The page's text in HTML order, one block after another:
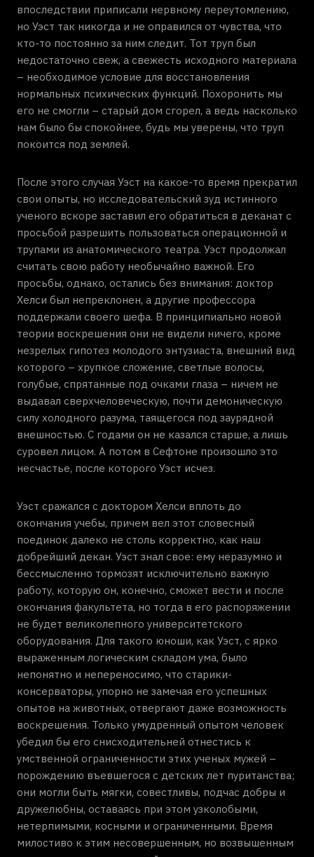
впоследствии приписали нервному переутомлению,
но Уэст так никогда и не оправился от чувства, что
кто-то постоянно за ним следит. Тот труп был
недостаточно свеж, а свежесть исходного материала
– необходимое условие для восстановления
нормальных психических функций. Похоронить мы
его не смогли – старый дом сгорел, а ведь насколько
нам было бы спокойнее, будь мы уверены, что труп
покоится под землей.
После этого случая Уэст на какое-то время прекратил
свои опыты, но исследовательский зуд истинного
ученого вскоре заставил его обратиться в деканат с
просьбой разрешить пользоваться операционной и
трупами из анатомического театра. Уэст продолжал
считать свою работу необычайно важной. Его
просьбы, однако, остались без внимания: доктор
Хелси был непреклонен, а другие профессора
поддержали своего шефа. В принципиально новой
теории воскрешения они не видели ничего, кроме
незрелых гипотез молодого энтузиаста, внешний вид
которого – хрупкое сложение, светлые волосы,
голубые, спрятанные под очками глаза – ничем не
выдавал сверхчеловеческую, почти демоническую
силу холодного разума, таящегося под заурядной
внешностью. С годами он не казался старше, а лишь
суровел лицом. А потом в Сефтоне произошло это
несчастье, после которого Уэст исчез.
Уэст сражался с доктором Хелси вплоть до
окончания учебы, причем вел этот словесный
поединок далеко не столь корректно, как наш
добрейший декан. Уэст знал свое: ему неразумно и
бессмысленно тормозят исключительно важную
работу, которую он, конечно, сможет вести и после
окончания факультета, но тогда в его распоряжении
не будет великолепного университетского
оборудования. Для такого юноши, как Уэст, с ярко
выраженным логическим складом ума, было
непонятно и непереносимо, что старики-
консерваторы, упорно не замечая его успешных
опытов на животных, отвергают даже возможность
воскрешения. Только умудренный опытом человек
убедил бы его снисходительней отнестись к
умственной ограниченности этих ученых мужей –
порождению въевшегося с детских лет пуританства;
они могли быть мягки, совестливы, подчас добры и
дружелюбны, оставаясь при этом узколобыми,
нетерпимыми, косными и ограниченными. Время
милостиво к этим несовершенным, но возвышенным